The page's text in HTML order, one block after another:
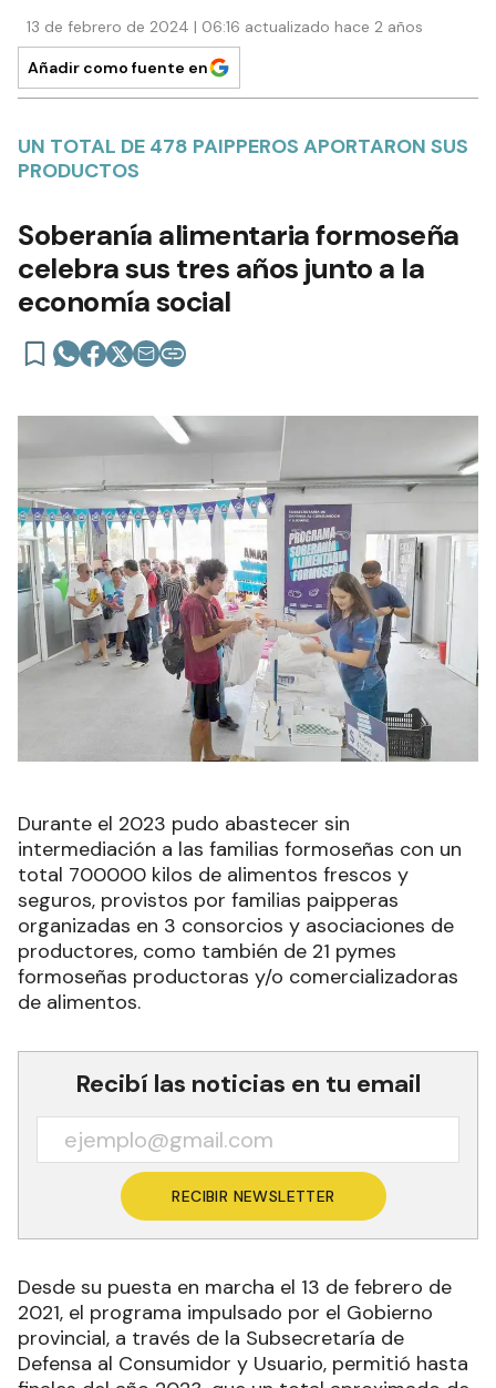
13 de febrero de 2024 | 06:16 actualizado hace 2 años
Añadir como fuente en
UN TOTAL DE 478 PAIPPEROS APORTARON SUS
PRODUCTOS
Soberanía alimentaria formoseña
celebra sus tres años junto a la
economía social
Durante el 2023 pudo abastecer sin
intermediación a las familias formoseñas con un
total 700000 kilos de alimentos frescos y
seguros, provistos por familias paipperas
organizadas en 3 consorcios y asociaciones de
productores, como también de 21 pymes
formoseñas productoras y/o comercializadoras
de alimentos.
Recibí las noticias en tu email
RECIBIR NEWSLETTER
Desde su puesta en marcha el 13 de febrero de
2021, el programa impulsado por el Gobierno
provincial, a través de la Subsecretaría de
Defensa al Consumidor y Usuario, permitió hasta